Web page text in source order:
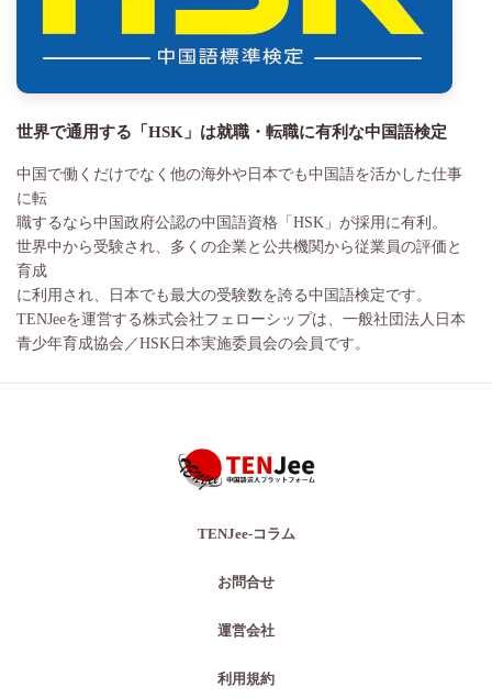
世界で通用する「HSK」は就職・転職に有利な中国語検定
中国で働くだけでなく他の海外や日本でも中国語を活かした仕事
に転
職するなら中国政府公認の中国語資格「HSK」が採用に有利。
世界中から受験され、多くの企業と公共機関から従業員の評価と
育成
に利用され、日本でも最大の受験数を誇る中国語検定です。
TENJeeを運営する株式会社フェローシップは、一般社団法人日本
青少年育成協会／HSK日本実施委員会の会員です。
TENJee-コラム
お問合せ
運営会社
利用規約